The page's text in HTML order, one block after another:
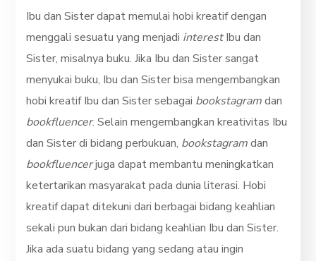
Ibu dan Sister dapat memulai hobi kreatif dengan
menggali sesuatu yang menjadi interestIbu dan
Sister, misalnya buku. Jika Ibu dan Sister sangat
menyukai buku, Ibu dan Sister bisa mengembangkan
hobi kreatif Ibu dan Sister sebagai bookstagramdan
bookfluencer. Selain mengembangkan kreativitas Ibu
dan Sister di bidang perbukuan, bookstagramdan
bookfluencerjuga dapat membantu meningkatkan
ketertarikan masyarakat pada dunia literasi. Hobi
kreatif dapat ditekuni dari berbagai bidang keahlian
sekali pun bukan dari bidang keahlian Ibu dan Sister.
Jika ada suatu bidang yang sedang atau ingin